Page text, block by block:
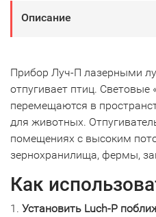
Описание
Прибор Луч-П лазерными
отпугивает птиц. Световые
перемещаются в
для животных.
помещениях с высоким
зернохранилища, фермы,
Как
1. Установить Luch-P